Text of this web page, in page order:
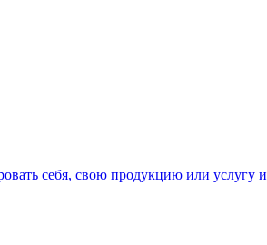
себя, свою продукцию или услугу и